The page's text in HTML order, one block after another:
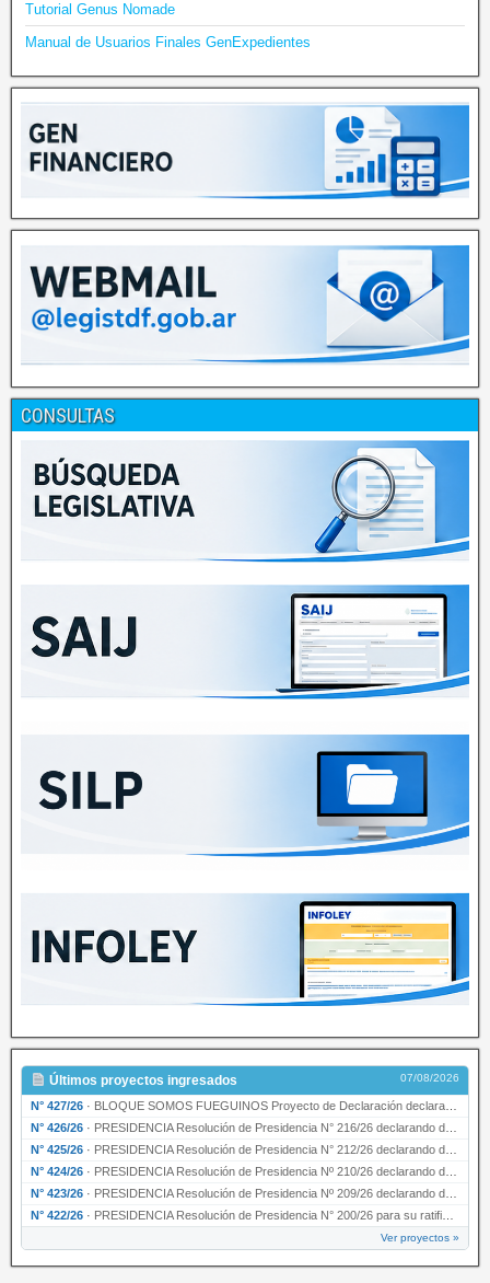
Tutorial Genus Nomade
Manual de Usuarios Finales GenExpedientes
CONSULTAS
Últimos proyectos ingresados 07/08/2026
N° 427/26 · BLOQUE SOMOS FUEGUINOS Proyecto de Declaración declarando de interés provincial PRESIDENCI…
N° 426/26 · PRESIDENCIA Resolución de Presidencia N° 216/26 declarando de interés provincial la labor …
N° 425/26 · PRESIDENCIA Resolución de Presidencia N° 212/26 declarando de interés provincial el “50° A…
N° 424/26 · PRESIDENCIA Resolución de Presidencia Nº 210/26 declarando de interés provincial el proyec…
N° 423/26 · PRESIDENCIA Resolución de Presidencia Nº 209/26 declarando de interés provincial la presen…
N° 422/26 · PRESIDENCIA Resolución de Presidencia N° 200/26 para su ratificación.
Ver proyectos »